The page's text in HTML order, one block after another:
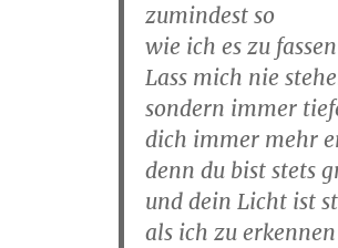
zumindest so
wie ich es zu
Lass mich nie
sondern immer
dich immer mehr
denn du bist stets
und dein Licht ist
als ich zu